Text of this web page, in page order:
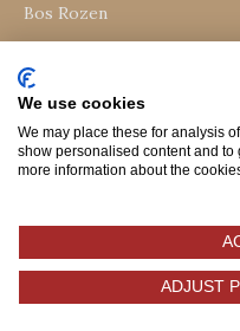
Bos Rozen
Witte Rozen
Gekleurde Rozen
Rozenblaadjes
Specials
Gelegenheden
Blogs
We use cookies
We may place these for analysis
show personalised content and
more information about the
ADJUST